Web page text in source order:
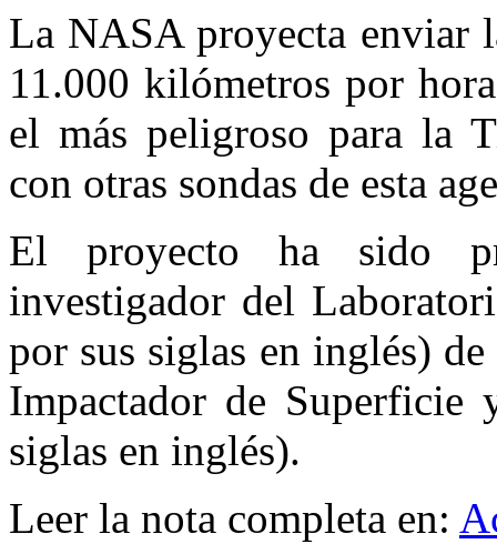
La NASA proyecta enviar
11.000 kilómetros por
el más peligroso para la
con otras sondas de esta
El proyecto ha sido
investigador del
por sus siglas en inglés)
Impactador de
siglas en inglés).
Leer la nota completa en: